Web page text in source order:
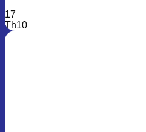
17
Th10